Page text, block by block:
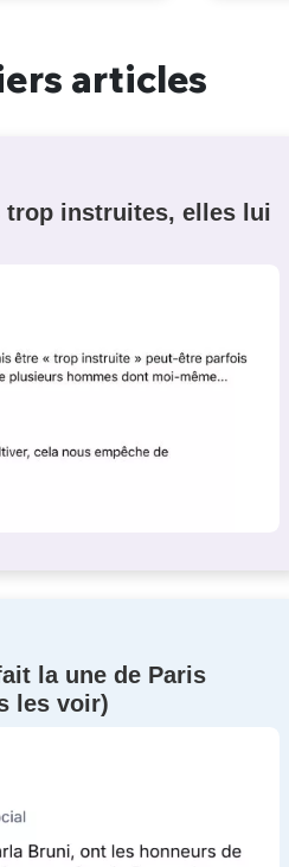
articles
trop instruites, elles lui
la une de Paris
les voir)